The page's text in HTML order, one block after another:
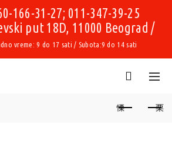
166-31-27; 011-347-39-25
put 18D, 11000 Beograd /
vreme: 9 do 17 sati / Subota:9 do 14 sati